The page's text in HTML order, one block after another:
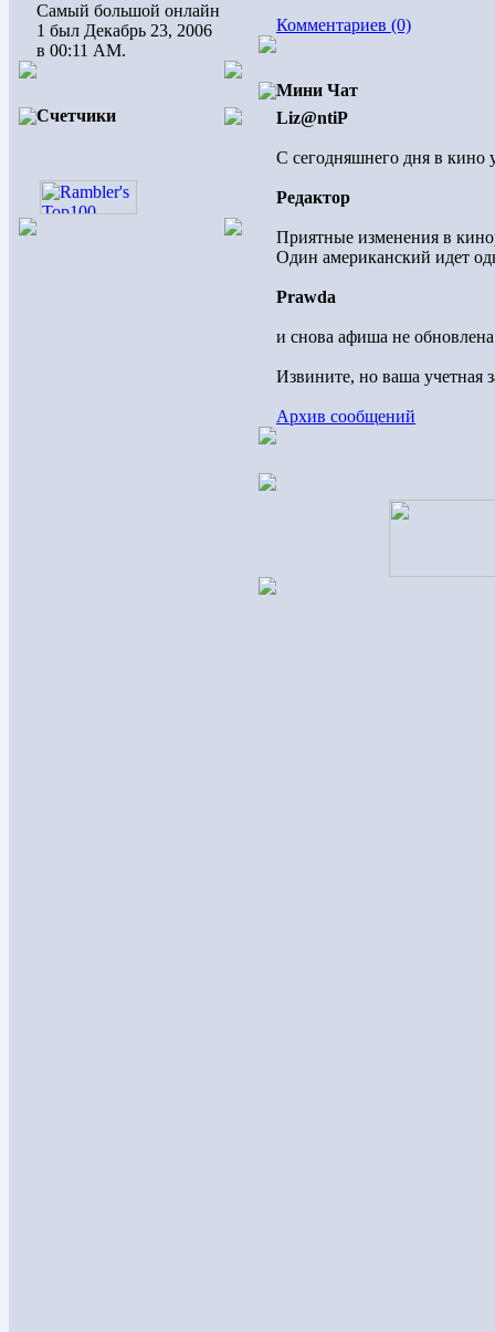
Самый большой онлайн
1 был Декабрь 23, 2006
в 00:11 AM.
Счетчики
Комментариев (0)
Мини Чат
Liz@ntiP
С сегодняшнего дня в кино
Редактор
Приятные изменения в
Один американский идет
Prawda
и снова афиша не
Извините, но ваша учетная
Архив сообщений